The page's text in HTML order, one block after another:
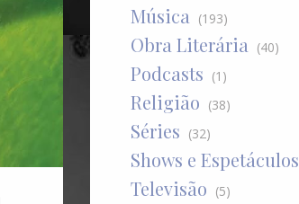
Música (193)
Obra Literária (40)
Podcasts (1)
Religião (38)
Séries (32)
Shows e Espetáculos
Televisão (5)